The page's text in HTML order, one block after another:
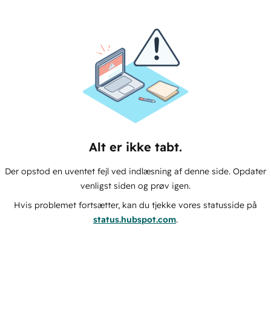
Alt er ikke tabt.
Der opstod en uventet fejl ved indlæsning af denne side. Opdater
venligst siden og prøv igen.
Hvis problemet fortsætter, kan du tjekke vores statusside på
status.hubspot.com.